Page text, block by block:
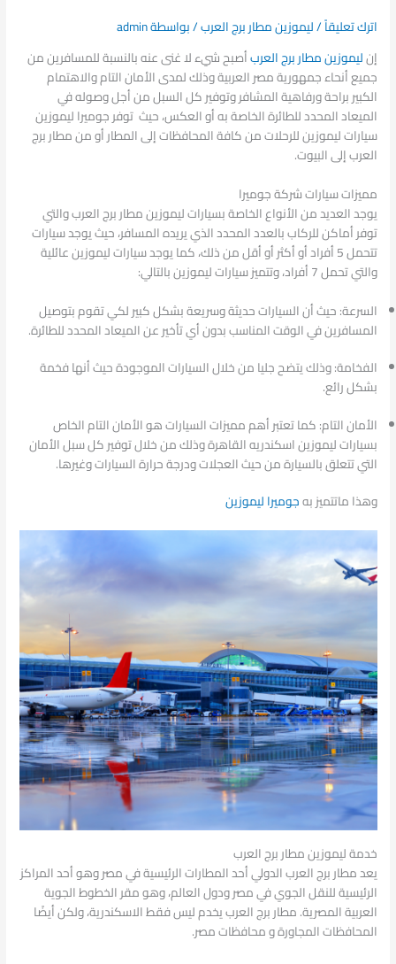
اترك تعليقاً/ليموزين مطار برج العرب/ بواسطةadmin
إنليموزين مطار برج العربأصبح شيء لا غنى عنه بالنسبة للمسافرين من
جميع أنحاء جمهورية مصر العربية وذلك لمدى الأمان التام والاهتمام
الكبير براحة ورفاهية المشافر وتوفير كل السبل من أجل وصوله في
الميعاد المحدد للطائرة الخاصة به أو العكس، حيث توفر جوميرا ليموزين
سيارات ليموزين للرحلات من كافة المحافظات إلى المطار أو من مطار برج
العرب إلى البيوت.
مميزات سيارات شركة جوميرا
يوجد العديد من الأنواع الخاصة بسيارات ليموزين مطار برج العرب والتي
توفر أماكن للركاب بالعدد المحدد الذي يريده المسافر، حيث يوجد سيارات
تتحمل 5 أفراد أو أكثر أو أقل من ذلك، كما يوجد سيارات ليموزين عائلية
والتي تحمل 7 أفراد، وتتميز سيارات ليموزين بالتالي:
السرعة: حيث أن السيارات حديثة وسريعة بشكل كبير لكي تقوم بتوصيل
المسافرين في الوقت المناسب بدون أي تأخير عن الميعاد المحدد للطائرة.
الفخامة: وذلك يتضح جليا من خلال السيارات الموجودة حيث أنها فخمة
بشكل رائع.
الأمان التام: كما تعتبر أهم مميزات السيارات هو الأمان التام الخاص
بسيارات ليموزين اسكندريه القاهرة وذلك من خلال توفير كل سبل الأمان
التي تتعلق بالسيارة من حيث العجلات ودرجة حرارة السيارات وغيرها.
وهذا ماتتميز بهجوميرا ليموزين
خدمة ليموزين مطار برج العرب
يعد مطار برج العرب الدولي أحد المطارات الرئيسية في مصر وهو أحد المراكز
الرئيسية للنقل الجوي في مصر ودول العالم، وهو مقر الخطوط الجوية
العربية المصرية. مطار برج العرب يخدم ليس فقط الاسكندرية، ولكن أيضًا
المحافظات المجاورة و محافظات مصر.